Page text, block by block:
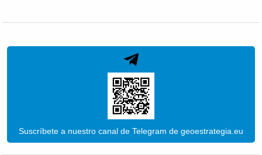
Suscríbete a nuestro canal de Telegram de geoestrategia.eu